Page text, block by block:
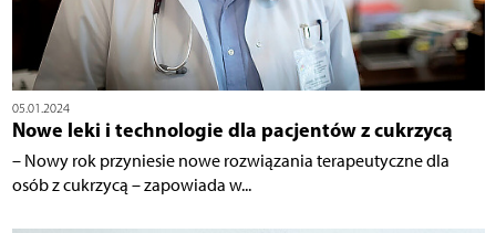
05.01.2024
Nowe leki i technologie dla pacjentów z cukrzycą
– Nowy rok przyniesie nowe rozwiązania terapeutyczne dla
osób z cukrzycą – zapowiada w...